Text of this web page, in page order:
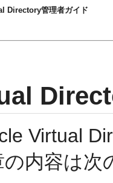
Directory管理者ガイド
Virtual
内容は次